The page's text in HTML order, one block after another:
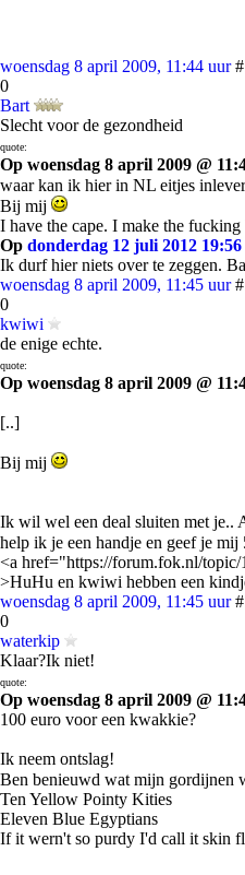
woensdag 8 april 2009, 11:44 uur
0
Bart
Slecht voor de gezondheid
quote:
Op woensdag 8 april 2009 @
waar kan ik hier in NL eitjes
Bij mij
I have the cape. I make the
Op donderdag 12 juli 2012 19:56
Ik durf hier niets over te zeggen.
woensdag 8 april 2009, 11:45 uur
0
kwiwi
de enige echte.
quote:
Op woensdag 8 april 2009 @
[..]
Bij mij
Ik wil wel een deal sluiten met je..
help ik je een handje en geef je mij
<a href="https://forum.fok.nl/
>HuHu en kwiwi hebben een
woensdag 8 april 2009, 11:45 uur
0
waterkip
Klaar?Ik niet!
quote:
Op woensdag 8 april 2009 @
100 euro voor een kwakkie?
Ik neem ontslag!
Ben benieuwd wat mijn gordijnen
Ten Yellow Pointy Kities
Eleven Blue Egyptians
If it wern't so purdy I'd call it skin